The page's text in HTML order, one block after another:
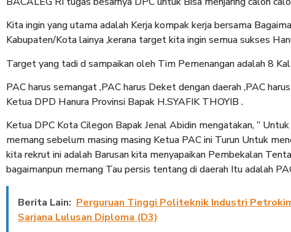
Kita ingin yang utama adalah Kerja kompak kerja bersama
Kabupaten/Kota lainya ,kerana target kita ingin semua sukses
Target yang tadi d sampaikan oleh Tim Pemenangan adalah 8
PAC harus semangat ,PAC harus Deket dengan daerah ,PAC
Ketua DPD Hanura Provinsi Bapak H.SYAFIK THOYIB .
Ketua DPC Kota Cilegon Bapak Jenal Abidin mengatakan, ”
memang sebelum masing masing Ketua PAC ini Turun Untuk
kita rekrut ini adalah Barusan kita menyapaikan Pembekalan
bagaimanpun memang Tau persis tentang di daerah Itu adalah
Berita Lain: Perguruan Tinggi Politeknik Industri
Sarjana Lulusan Diploma (D3)